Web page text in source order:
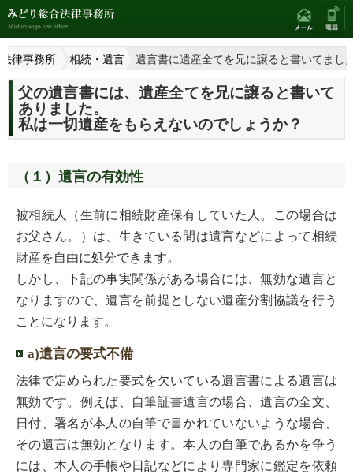
律事務所 相続・遺言 遺言書に遺産全てを兄に譲ると書いてまし
父の遺言書には、遺産全てを兄に譲ると書いて
ありました。
私は一切遺産をもらえないのでしょうか？
（１）遺言の有効性
被相続人（生前に相続財産保有していた人。この場合は
お父さん。）は、生きている間は遺言などによって相続
財産を自由に処分できます。
しかし、下記の事実関係がある場合には、無効な遺言と
なりますので、遺言を前提としない遺産分割協議を行う
ことになります。
a)遺言の要式不備
法律で定められた要式を欠いている遺言書による遺言は
無効です。例えば、自筆証書遺言の場合、遺言の全文、
日付、署名が本人の自筆で書かれていないような場合、
その遺言は無効となります。本人の自筆であるかを争う
には、本人の手帳や日記などにより専門家に鑑定を依頼